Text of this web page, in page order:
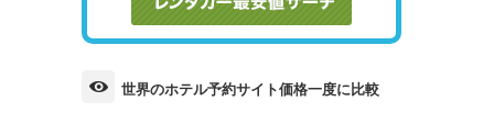
世界のホテル予約サイト価格一度に比較